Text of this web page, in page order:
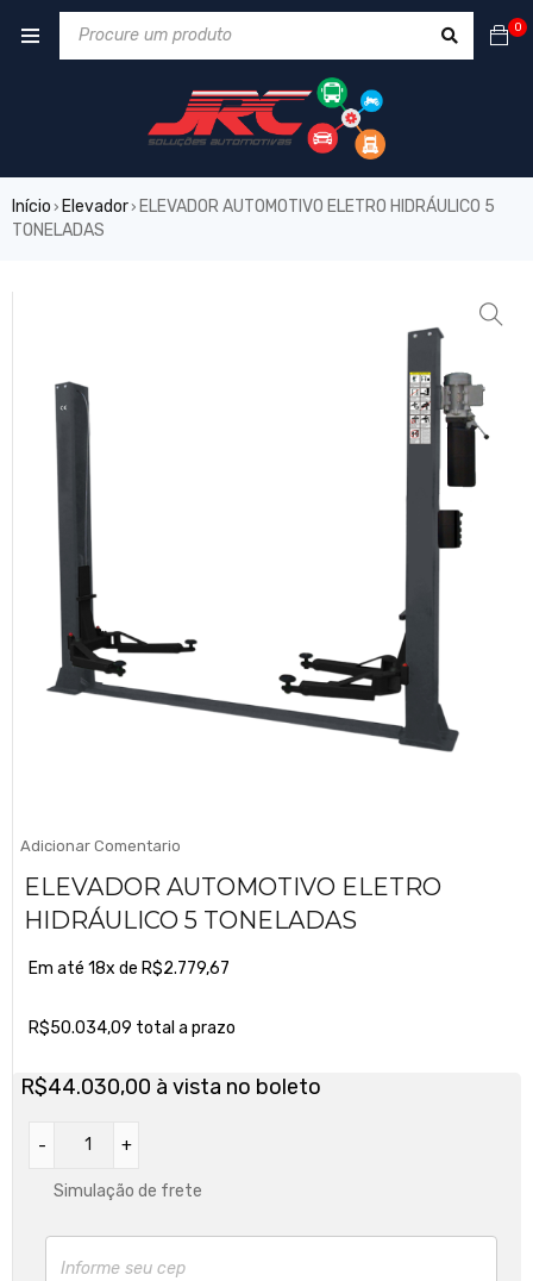
0
Início › Elevador› ELEVADOR AUTOMOTIVO ELETRO HIDRÁULICO 5
TONELADAS
Adicionar Comentario
ELEVADOR AUTOMOTIVO ELETRO
HIDRÁULICO 5 TONELADAS
Em até 18x de R$2.779,67
R$50.034,09 total a prazo
R$44.030,00 à vista no boleto
Simulação de frete